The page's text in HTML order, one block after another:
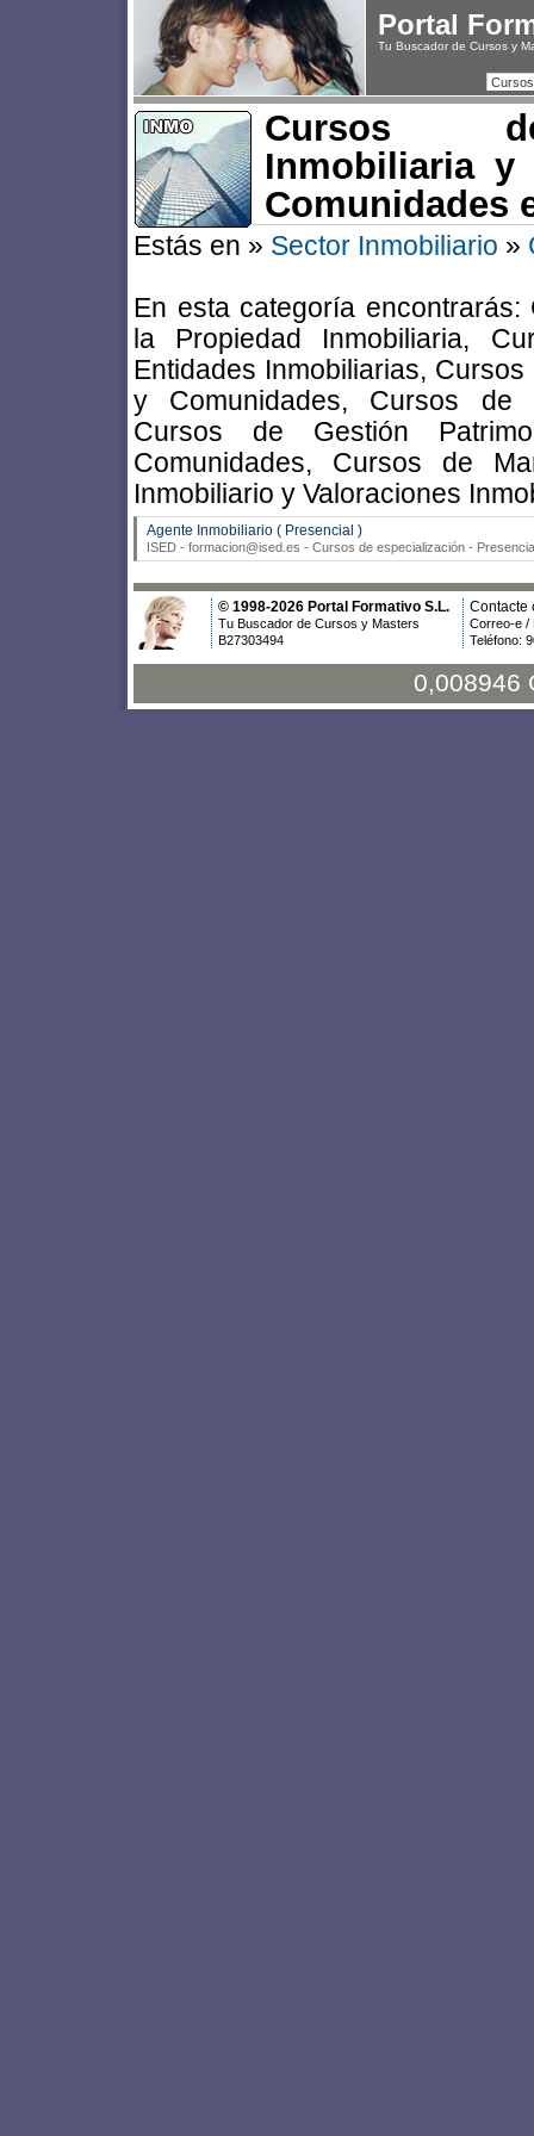
Portal
Tu Buscador de Cursos y
Cursos
Inmobiliaria y
Comunidades
Estás en » Sector Inmobiliario »
En esta categoría
la Propiedad Inmobiliaria,
Entidades Inmobiliarias,
y Comunidades, Cursos de
Cursos de Gestión
Comunidades, Cursos de
Inmobiliario y Valoraciones
Agente Inmobiliario ( Presencial )
ISED - formacion@ised.es - Cursos de especialización -
© 1998-2026 Portal Formativo S.L.
Tu Buscador de Cursos y Masters
B27303494
Contacte
Correo-e /
Teléfono:
0,008946